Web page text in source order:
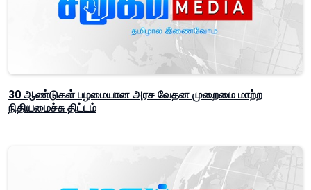
30 ஆண்டுகள் பழமையான அரச வேதன முறைமை மாற்ற
நிதியமைச்சு திட்டம்